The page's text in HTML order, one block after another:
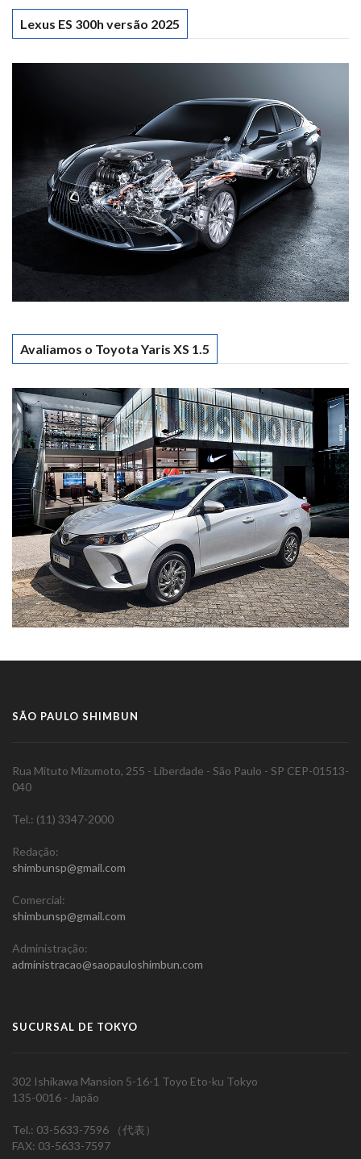
Lexus ES 300h versão 2025
Avaliamos o Toyota Yaris XS 1.5
SÃO PAULO SHIMBUN
Rua Mituto Mizumoto, 255 - Liberdade - São Paulo - SP CEP-01513-
040
Tel.: (11) 3347-2000
Redação:
shimbunsp@gmail.com
Comercial:
shimbunsp@gmail.com
Administração:
administracao@saopauloshimbun.com
SUCURSAL DE TOKYO
302 Ishikawa Mansion 5-16-1 Toyo Eto-ku Tokyo
135-0016 - Japão
Tel.: 03-5633-7596 （代表）
FAX: 03-5633-7597